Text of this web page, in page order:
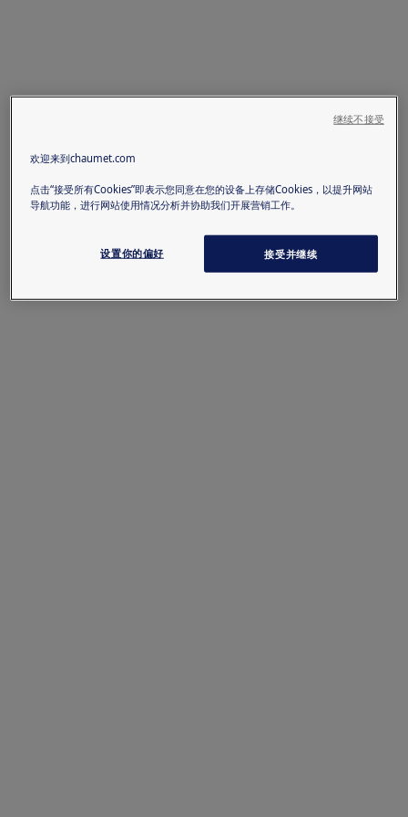
欢迎来到chaumet.com
点击“接受所有Cookies”即表示您同意在您的设备上存储Cookies，以提升网站
导航功能，进行网站使用情况分析并协助我们开展营销工作。
设置你的偏好 接受并继续
继续不接受